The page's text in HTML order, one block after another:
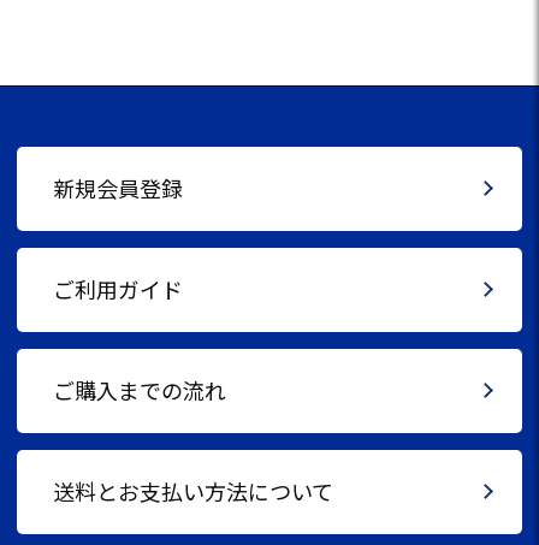
新規会員登録
ご利用ガイド
ご購入までの流れ
送料とお支払い方法について